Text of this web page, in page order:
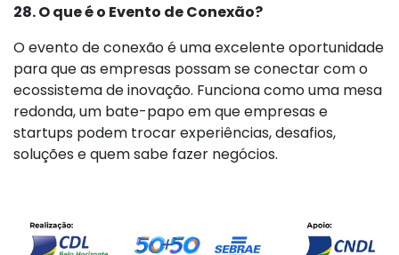
28. O que é o Evento de Conexão?
O evento de conexão é uma excelente oportunidade
para que as empresas possam se conectar com o
ecossistema de inovação. Funciona como uma mesa
redonda, um bate-papo em que empresas e
startups podem trocar experiências, desafios,
soluções e quem sabe fazer negócios.